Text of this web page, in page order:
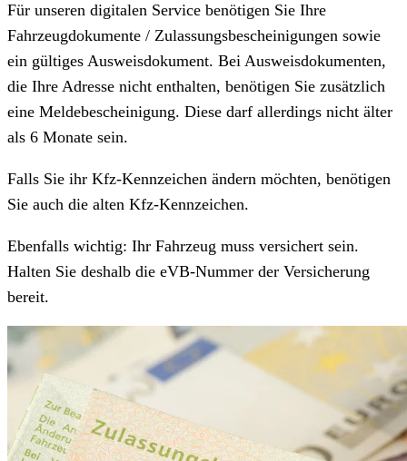
Für unseren digitalen Service benötigen Sie Ihre
Fahrzeugdokumente / Zulassungsbescheinigungen sowie
ein gültiges Ausweisdokument. Bei Ausweisdokumenten,
die Ihre Adresse nicht enthalten, benötigen Sie zusätzlich
eine Meldebescheinigung. Diese darf allerdings nicht älter
als 6 Monate sein.
Falls Sie ihr Kfz-Kennzeichen ändern möchten, benötigen
Sie auch die alten Kfz-Kennzeichen.
Ebenfalls wichtig: Ihr Fahrzeug muss versichert sein.
Halten Sie deshalb die eVB-Nummer der Versicherung
bereit.